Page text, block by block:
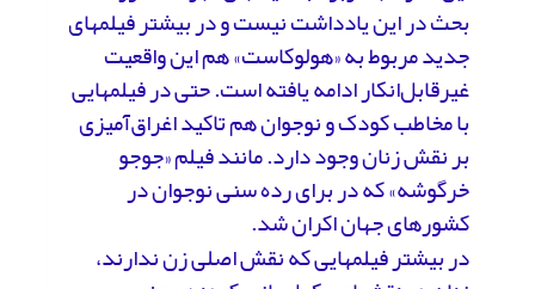
بحث در این یادداشت نیست و در بیشتر فیلم­های
جدید مربوط به «هولوکاست» هم این واقعیت
غیرقابل‌انکار ادامه یافته است. حتی در فیلم­هایی
با مخاطب کودک و نوجوان هم تاکید اغراق‌آمیزی
بر نقش زنان وجود دارد. مانند فیلم «جوجو
خرگوشه» که در برای رده سنی نوجوان در
کشورهای جهان اکران شد.
در بیشتر فیلم­هایی که نقش اصلی زن ندارند،